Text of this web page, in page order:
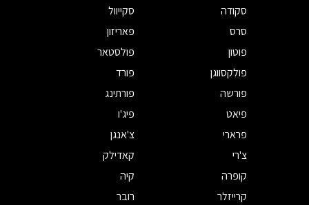
סקודה
סקייוול
סרס
פאריזון
פוטון
פולסטאר
פולקסווגן
פורד
פורשה
פורתינג
פיאט
פיג'ו
פרארי
צ'אנגן
צ'רי
קאדילק
קופרה
קיה
קרייזלר
רובר